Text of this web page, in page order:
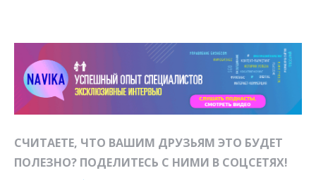
СЧИТАЕТЕ, ЧТО ВАШИМ ДРУЗЬЯМ ЭТО БУДЕТ
ПОЛЕЗНО? ПОДЕЛИТЕСЬ С НИМИ В СОЦСЕТЯХ!